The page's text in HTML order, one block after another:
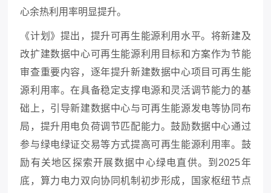
心余热利用率明显提升。
《计划》提出，提升可再生能源利用水平。将新建及
改扩建数据中心可再生能源利用目标和方案作为节能
审查重要内容，逐年提升新建数据中心项目可再生能
源利用率。在具备稳定支撑电源和灵活调节能力的基
础上，引导新建数据中心与可再生能源发电等协同布
局，提升用电负荷调节匹配能力。鼓励数据中心通过
参与绿电绿证交易等方式提高可再生能源利用率。鼓
励有关地区探索开展数据中心绿电直供。到 2025年
底，算力电力双向协同机制初步形成，国家枢纽节点